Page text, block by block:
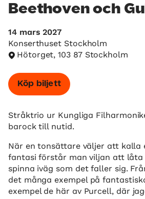
Beethoven och
14 mars 2027
Konserthuset Stockholm
Hötorget, 103 87 Stockholm
Köp biljett
Stråktrio ur Kungliga
barock till nutid.
När en tonsättare väljer att kalla
fantasi förstår man viljan att låta
spinna iväg som det faller sig.
det många exempel på
exempel de här av Purcell, där